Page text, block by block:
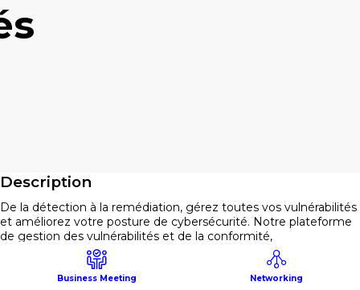
Description
De la détection à la remédiation, gérez toutes vos vulnérabilités
et améliorez votre posture de cybersécurité. Notre plateforme
de gestion des vulnérabilités et de la conformité,
CYBERWATCH, vous permet de :
- Identifier : Consolidez votre inventaire d’actifs grâce à diverses
techniques de collecte passives et actives assurant une vue
Business Meeting Networking